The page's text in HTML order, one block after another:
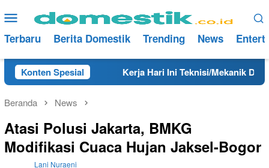
ke
konten
Menu
Mobile
Terbaru Berita Domestik Trending News
Konten Spesial
2025 Kerja Hari Ini Teknisi/Mekanik DAMRI
Beranda News
Atasi Polusi Jakarta, BMKG
Modifikasi Cuaca Hujan Jaksel-Bogor
Lani Nuraeni